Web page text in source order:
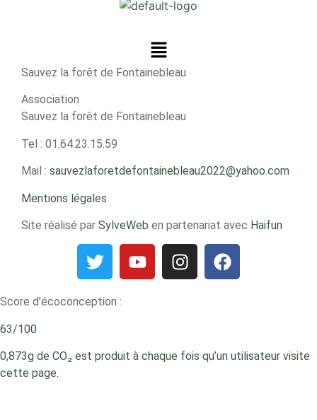
Sauvez la forêt de Fontainebleau
Association
Sauvez la forêt de Fontainebleau
Tel : 01.64.23.15.59
Mail : sauvezlaforetdefontainebleau2022@yahoo.com
Mentions légales
Site réalisé par SylveWeb en partenariat avec Haifun
Score d’écoconception :
63/100
0,873g de CO₂ est produit à chaque fois qu’un utilisateur visite
cette page.